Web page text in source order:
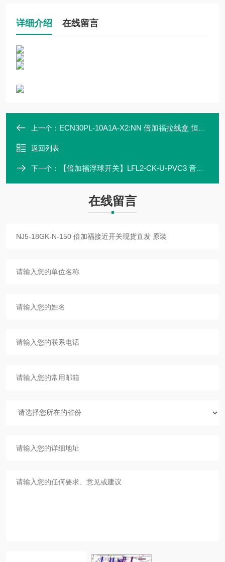
详细介绍 在线留言
上一个： ECN30PL-10A1A-X2:NN 倍加福拉线盒 恒力开度仪 现货直发 5米 10米 20米
返回列表
下一个： 【倍加福浮球开关】LFL2-CK-U-PVC3 音叉液位传感器 P+F
在线留言